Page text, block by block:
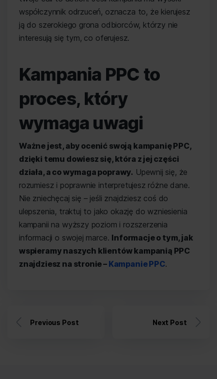
współczynnik odrzuceń, oznacza to, że kierujesz
ją do szerokiego grona odbiorców, którzy nie
interesują się tym, co oferujesz.
Kampania PPC to
proces, który
wymaga uwagi
Ważne jest, aby ocenić swoją kampanię PPC,
dzięki temu dowiesz się, która z jej części
działa, a co wymaga poprawy. Upewnij się, że
rozumiesz i poprawnie interpretujesz różne dane.
Nie zniechęcaj się – jeśli znajdziesz coś do
ulepszenia, traktuj to jako okazję do wzniesienia
kampanii na wyższy poziom i rozszerzenia
informacji o swojej marce. Informacje o tym, jak
wspieramy naszych klientów kampanią PPC
znajdziesz na stronie – Kampanie PPC.
Previous Post Next Post